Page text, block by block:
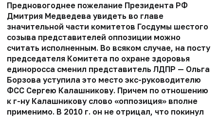
Предновогоднее пожелание Президента РФ
Дмитрия Медведева увидеть во главе
значительной части комитетов Госдумы шестого
созыва представителей оппозиции можно
считать исполненным. Во всяком случае, на посту
председателя Комитета по охране здоровья
единоросса сменил представитель ЛДПР — Ольга
Борзова уступила это место экс-руководителю
ФСС Сергею Калашникову. Причем по отношению
к г-ну Калашникову слово «оппозиция» вполне
применимо. В 2010 г. он не отрицал, что покинул